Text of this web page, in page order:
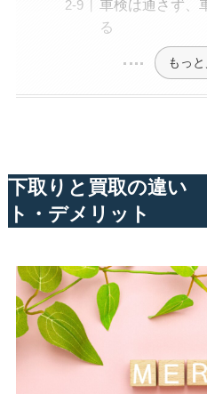
車検は通さず、
る
もっ
下取りと買取の違い
ト・デメリット